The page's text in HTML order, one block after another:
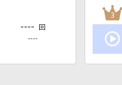
---- 回
----
3